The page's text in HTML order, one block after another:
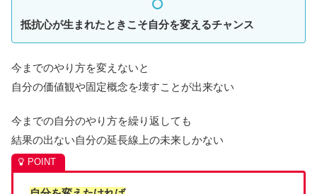
抵抗心が生まれたときこそ自分を変えるチャンス
今までのやり方を変えないと
自分の価値観や固定概念を壊すことが出来ない
今までの自分のやり方を繰り返しても
結果の出ない自分の延長線上の未来しかない